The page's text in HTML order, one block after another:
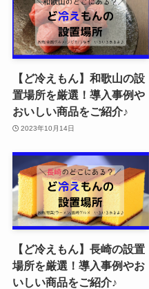
【ど冷えもん】和歌山の設
置場所を厳選！導入事例や
おいしい商品をご紹介♪
2023年10月14日
【ど冷えもん】長崎の設置
場所を厳選！導入事例やお
いしい商品をご紹介♪